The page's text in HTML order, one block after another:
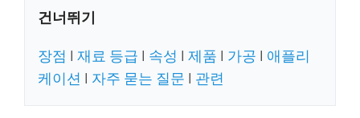
건너뛰기
장점 |재료 등급 | 속성 |제품 | 가공 | 애플리
케이션 | 자주 묻는 질문 | 관련